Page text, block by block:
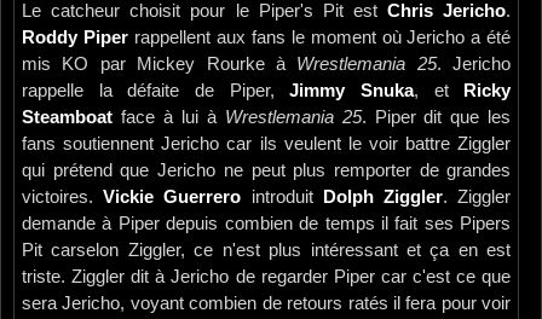
Le catcheur choisit pour le Piper's Pit estChris Jericho.
Roddy Piperrappellent aux fans le moment où Jericho a été
mis KO par Mickey Rourke à Wrestlemania 25. Jericho
rappelle la défaite de Piper,Jimmy Snuka, et
Ricky
Steamboat face à lui à Wrestlemania 25. Piper dit que les
fans soutiennent Jericho car ils veulent le voir battre Ziggler
qui prétend que Jericho ne peut plus remporter de grandes
victoires.Vickie Guerrero introduit Dolph Ziggler. Ziggler
demande à Piper depuis combien de temps il fait ses Pipers
Pit carselon Ziggler, ce n'est plus intéressant et ça en est
triste. Ziggler dit à Jericho de regarder Piper car c'est ce que
sera Jericho, voyant combien de retours ratés il fera pour voir